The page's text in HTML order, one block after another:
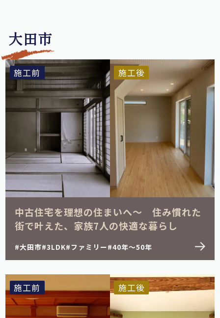
ちょこっと
リノベーション
出雲市
大社・斐川除く
旧簸川郡
松江市
その他
20年～30年
30年～40年 40年～50年
50年～
ファミリー
1LDK 2LDK 3LDK
4LDK
5LDK
その他
大田市
施工前 施工後
中古住宅を理想の住まいへ～ 住み慣れた
街で叶えた、家族7人の快適な暮らし
大田市 3LDK ファミリー 40年～50年
施工前 施工後